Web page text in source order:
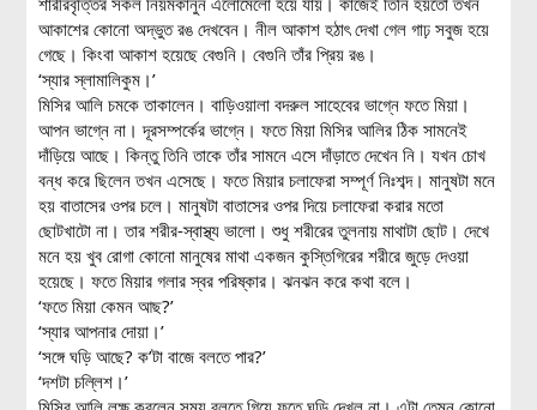
আকাশের কোনো অদ্ভুত রঙ দেখবেন। নীল আকাশ হঠাৎ দেখা গেল গাঢ় সবুজ হয়ে
গেছে। কিংবা আকাশ হয়েছে বেগুনি। বেগুনি তাঁর প্রিয় রঙ।
‘স্যার স্লামালিকুম।’
মিসির আলি চমকে তাকালেন। বাড়িওয়ালা বদরুল সাহেবের ভাগ্নে ফতে মিয়া।
আপন ভাগ্নে না। দূরসম্পর্কের ভাগ্নে। ফতে মিয়া মিসির আলির ঠিক সামনেই
দাঁড়িয়ে আছে। কিন্তু তিনি তাকে তাঁর সামনে এসে দাঁড়াতে দেখেন নি। যখন চোখ
বন্ধ করে ছিলেন তখন এসেছে। ফতে মিয়ার চলাফেরা সম্পূর্ণ নিঃশব্দ। মানুষটা মনে
হয় বাতাসের ওপর চলে। মানুষটা বাতাসের ওপর দিয়ে চলাফেরা করার মতো
ছোটখাটো না। তার শরীর-স্বাস্থ্য ভালো। শুধু শরীরের তুলনায় মাথাটা ছোট। দেখে
মনে হয় খুব রোগা কোনো মানুষের মাথা একজন কুস্তিগিরের শরীরে জুড়ে দেওয়া
হয়েছে। ফতে মিয়ার গলার স্বর পরিষ্কার। ঝনঝন করে কথা বলে।
‘ফতে মিয়া কেমন আছ?’
‘স্যার আপনার দোয়া।’
‘সঙ্গে ঘড়ি আছে? ক’টা বাজে বলতে পার?’
‘দশটা চল্লিশ।’